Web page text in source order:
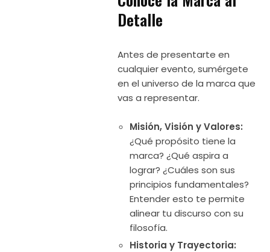
Detalle
Antes de presentarte en
cualquier evento, sumérgete
en el universo de la marca que
vas a representar.
Misión, Visión y Valores:
¿Qué propósito tiene la
marca? ¿Qué aspira a
lograr? ¿Cuáles son sus
principios fundamentales?
Entender esto te permite
alinear tu discurso con su
filosofía.
Historia y Trayectoria: